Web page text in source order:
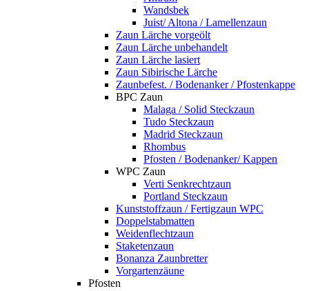
Wandsbek
Juist/ Altona / Lamellenzaun
Zaun Lärche vorgeölt
Zaun Lärche unbehandelt
Zaun Lärche lasiert
Zaun Sibirische Lärche
Zaunbefest. / Bodenanker / Pfostenkappe
BPC Zaun
Malaga / Solid Steckzaun
Tudo Steckzaun
Madrid Steckzaun
Rhombus
Pfosten / Bodenanker/ Kappen
WPC Zaun
Verti Senkrechtzaun
Portland Steckzaun
Kunststoffzaun / Fertigzaun WPC
Doppelstabmatten
Weidenflechtzaun
Staketenzaun
Bonanza Zaunbretter
Vorgartenzäune
Pfosten